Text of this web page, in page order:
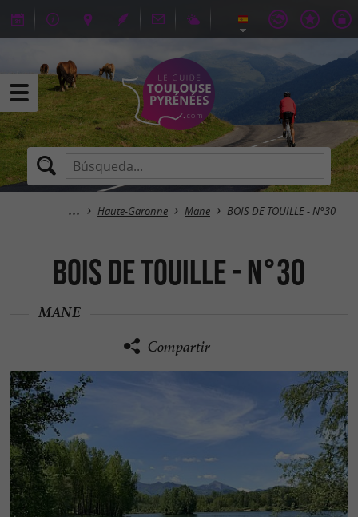
Haute-Garonne Mane BOIS DE TOUILLE - N°30
BOIS DE TOUILLE - N°30
MANE
Compartir